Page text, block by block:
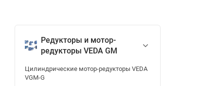
Редукторы и мотор-
редукторы VEDA GM
Цилиндрические мотор-редукторы VEDA
VGM-G